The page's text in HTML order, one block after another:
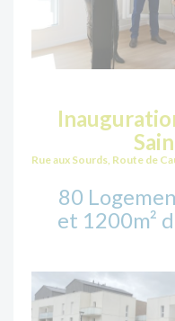
Rue aux Sourds, Route de
80
et 1200m²